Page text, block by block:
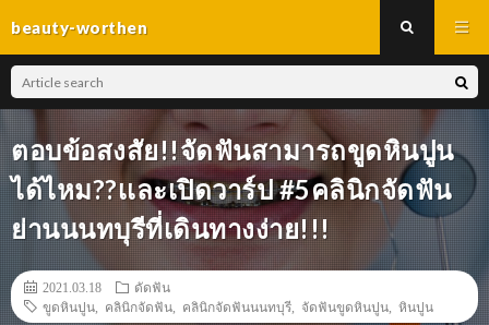
beauty-worthen
ตอบข้อสงสัย!!จัดฟันสามารถขูดหินปูน
ได้ไหม??เเละเปิดวาร์ป #5คลินิกจัดฟัน
ย่านนนทบุรีที่เดินทางง่าย!!!
2021.03.18
ดัดฟัน
ขูดหินปูน
คลินิกจัดฟัน คลินิกจัดฟันนนทบุรี จัดฟันขูดหินปูน หินปูน